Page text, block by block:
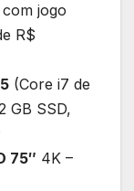
com jogo
R$
(Core i7 de
GB SSD,
75″ 4K –